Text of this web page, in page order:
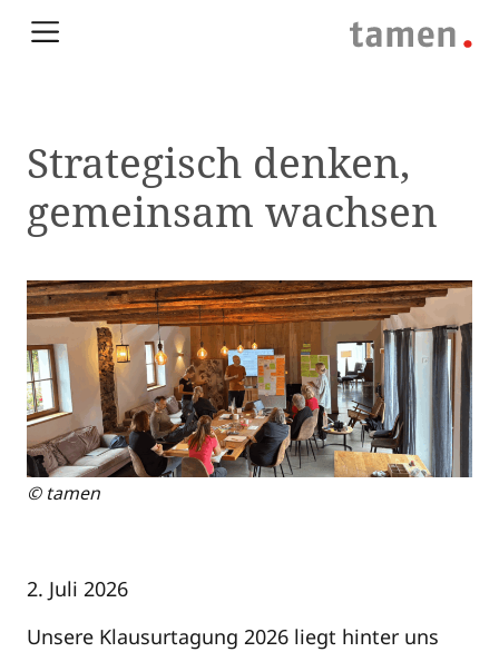
Strategisch denken,
gemeinsam wachsen
© tamen
2. Juli 2026
Unsere Klausurtagung 2026 liegt hinter uns